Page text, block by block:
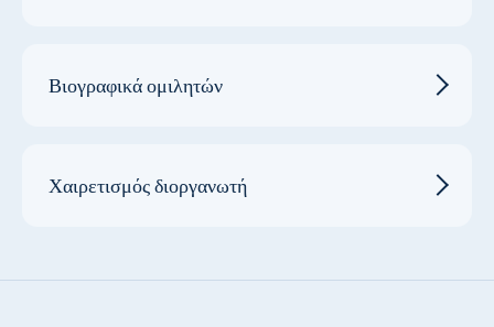
Βιογραφικά ομιλητών
Χαιρετισμός διοργανωτή